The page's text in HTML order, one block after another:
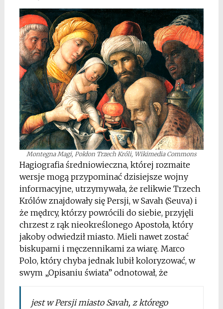
Montegna Magi, Pokłon Trzech Króli, Wikimedia Commons
Hagiografia średniowieczna, której rozmaite
wersje mogą przypominać dzisiejsze wojny
informacyjne, utrzymywała, że relikwie Trzech
Królów znajdowały się Persji, w Savah (Seuva) i
że mędrcy, którzy powrócili do siebie, przyjęli
chrzest z rąk nieokreślonego Apostoła, który
jakoby odwiedził miasto. Mieli nawet zostać
biskupami i męczennikami za wiarę. Marco
Polo, który chyba jednak lubił koloryzować, w
swym „Opisaniu świata” odnotował, że
jest w Persji miasto Savah, z którego